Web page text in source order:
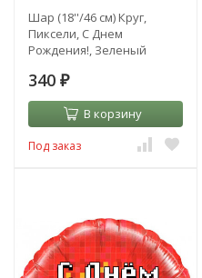
Шар (18''/46 см) Круг,
Пиксели, С Днем
Рождения!, Зеленый
340 ₽
В корзину
Под заказ